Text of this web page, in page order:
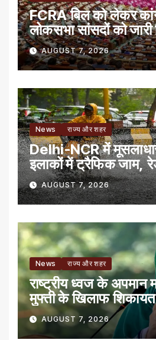
FCRA बिल को लेकर
लोकसभा सांसदों को जारी
AUGUST 7, 2026
News राज्य और शहर
Delhi-NCR में
इलाकों में ट्रैफिक जाम,
AUGUST 7, 2026
News राज्य और शहर
राष्ट्रीय ध्वज के अपमान
मुफ्ती के खिलाफ शिकायत
AUGUST 7, 2026